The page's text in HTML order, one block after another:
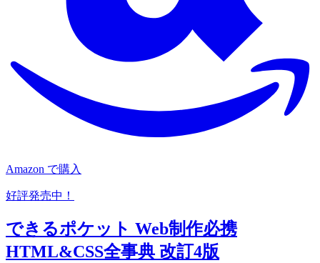
Amazon で購入
好評発売中！
できるポケット Web制作必携
HTML&CSS全事典 改訂4版